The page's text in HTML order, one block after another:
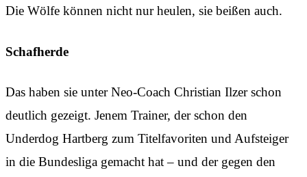
Die Wölfe können nicht nur heulen, sie beißen auch.
Schafherde
Das haben sie unter Neo-Coach Christian Ilzer schon
deutlich gezeigt. Jenem Trainer, der schon den
Underdog Hartberg zum Titelfavoriten und Aufsteiger
in die Bundesliga gemacht hat – und der gegen den